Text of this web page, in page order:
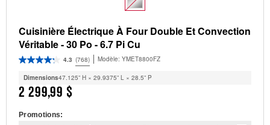
Cuisinière Électrique À Four Double Et Convection
Véritable - 30 Po - 6.7 Pi Cu
4.3 (768) Modèle: YMET8800FZ
Dimensions47.125” H × 29.9375” L × 28.5” P
2 299,99 $
Promotions: